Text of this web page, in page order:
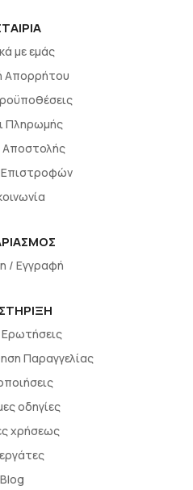
με εμάς
Απορρήτου
Πληρωμής
Αποστολής
Επιστροφών
/ Εγγραφή
Ερωτήσεις
Παραγγελίας
οδηγίες
χρήσεως
Blog